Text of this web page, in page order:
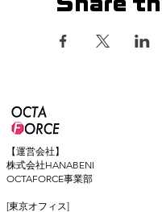
【運営会社】
株式会社HANABENI
OCTAFORCE事業部
[東京オフィス]